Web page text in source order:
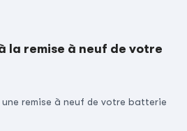
la remise à neuf de votre
remise à neuf de votre batterie